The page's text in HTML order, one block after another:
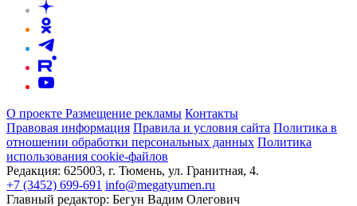
О проекте Размещение рекламы Контакты
Правовая информация Правила и условия сайта Политика в
отношении обработки персональных данных Политика
использования cookie-файлов
Редакция: 625003, г. Тюмень, ул. Гранитная, 4.
+7 (3452) 699-691 info@megatyumen.ru
Главный редактор: Бегун Вадим Олегович